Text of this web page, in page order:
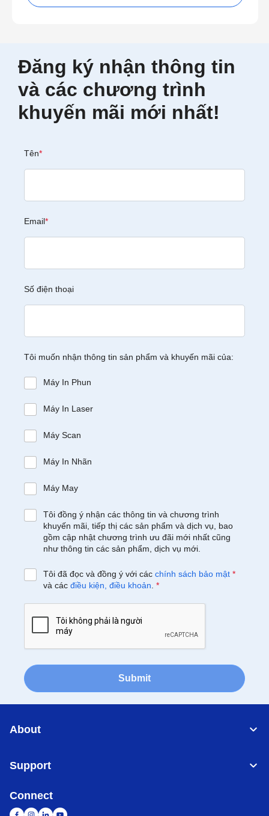
Đăng ký nhận thông tin
và các chương trình
khuyến mãi mới nhất!
Tên*
Email*
Số điện thoại
Tôi muốn nhận thông tin sản phẩm và khuyến mãi của:
Máy In Phun
Máy In Laser
Máy Scan
Máy In Nhãn
Máy May
Tôi đồng ý nhận các thông tin và chương trình
khuyến mãi, tiếp thị các sản phẩm và dịch vụ, bao
gồm cập nhật chương trình ưu đãi mới nhất cũng
như thông tin các sản phẩm, dịch vụ mới.
Tôi đã đọc và đồng ý với các chính sách bảo mật *
và các điều kiện, điều khoản *
Submit
About
Support
Connect